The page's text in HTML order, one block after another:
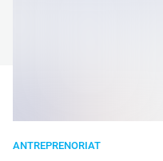
ANTREPRENORIAT